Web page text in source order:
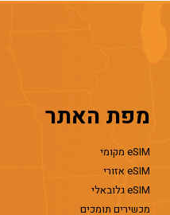
מפת האתר
eSIM מקומי
eSIM אזורי
eSIM גלובאלי
מכשירים תומכים